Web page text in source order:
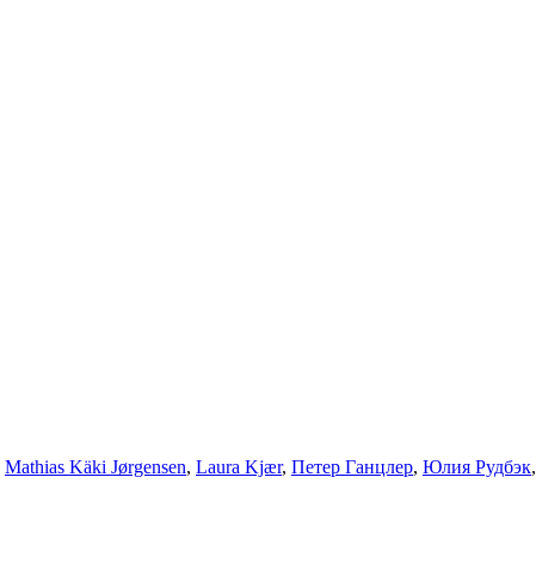
Mathias Käki Jørgensen, Laura Kjær, Петер Ганцлер, Юлия Рудбэк,